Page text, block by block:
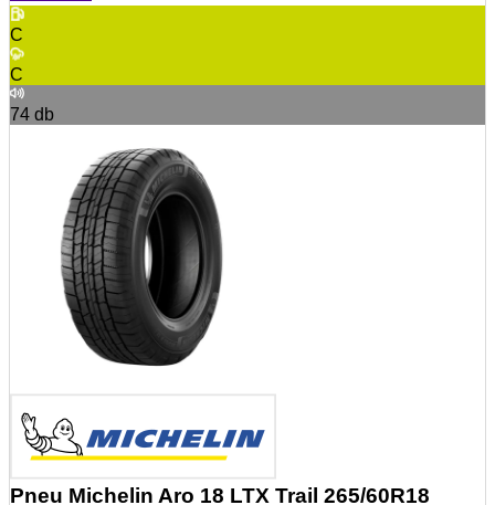
C
C
74 db
Pneu Michelin Aro 18 LTX Trail 265/60R18